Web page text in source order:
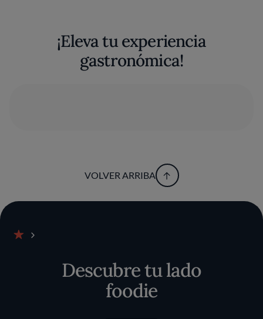
¡Eleva tu experiencia
gastronómica!
VOLVER ARRIBA
Descubre tu lado
foodie